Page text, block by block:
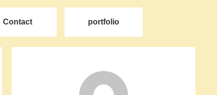
Contact portfolio